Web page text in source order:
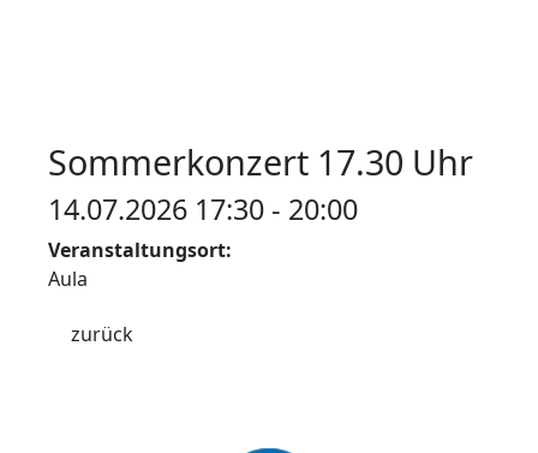
Sommerkonzert 17.30 Uhr
14.07.2026 17:30 - 20:00
Veranstaltungsort:
Aula
zurück